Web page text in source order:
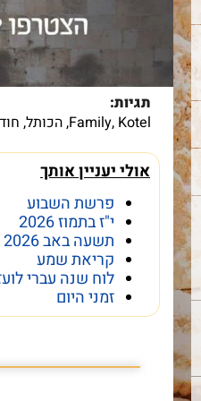
תגיות:
Family, Kotel
,הכותל,
אולי יעניין אותך
פרשת השבוע
י"ז בתמוז 2026
תשעה באב 2026
קריאת שמע
לוח שנה עברי
זמני היום
חדש! מייצג
שער השמיים
מה מביא אנשים ונשים מכל
קצוות תבל להתרפק על
האבנים העתיקות?
עוד על שער השמיים >